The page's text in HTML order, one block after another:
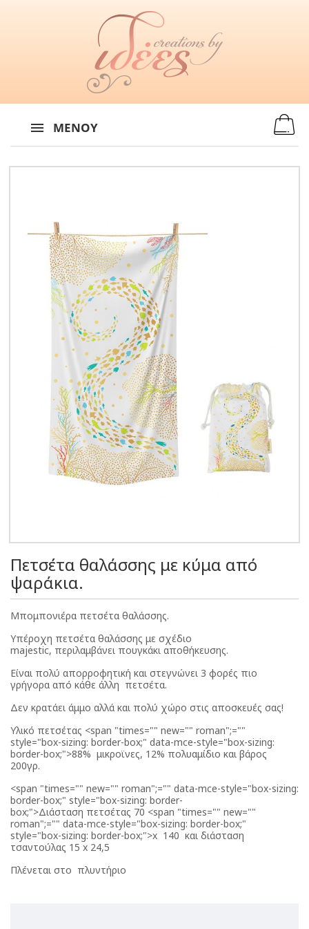
ΜΕΝΟΎ
Πετσέτα θαλάσσης με κύμα από
ψαράκια.
Μπομπονιέρα πετσέτα θαλάσσης.
Υπέροχη πετσέτα θαλάσσης με σχέδιο
majestic, περιλαμβάνει πουγκάκι αποθήκευσης.
Είναι πολύ απορροφητική και στεγνώνει 3 φορές πιο
γρήγορα από κάθε άλλη πετσέτα.
Δεν κρατάει άμμο αλλά και πολύ χώρο στις αποσκευές σας!
Υλικό πετσέτας <span "times="" new="" roman";=""
style="box-sizing: border-box;" data-mce-style="box-sizing:
border-box;">88% μικροϊνες, 12% πολυαμίδιο και βάρος
200γρ.
<span "times="" new="" roman";="" data-mce-style="box-sizing:
border-box;" style="box-sizing: border-
box;">Διάσταση πετσέτας 70 <span "times="" new=""
roman";="" data-mce-style="box-sizing: border-box;"
style="box-sizing: border-box;">x 140 και διάσταση
τσαντούλας 15 x 24,5
Πλένεται στο πλυντήριο